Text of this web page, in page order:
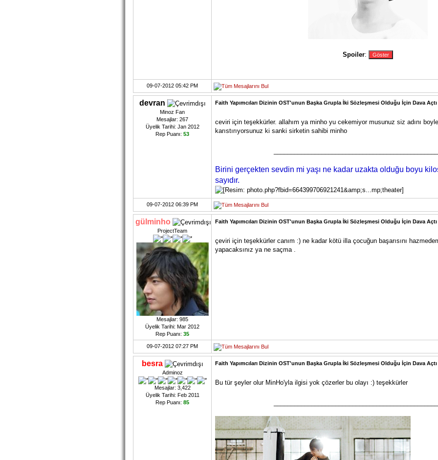
Spoiler:
09-07-2012 05:42 PM
devran
Minoz Fan
Mesajlar: 267
Üyelik Tarihi: Jan 2012
Rep Puanı: 53
Faith Yapımcıları Dizinin OST'unun Başka Grupla İki Sözleşmesi Olduğu İçin Dava Açtı
ceviri için teşekkürler. allahım ya minho yu cekemiyor musunuz siz adını
karıstırıyorsunuz ki sanki sirketin sahibi minho
Birini gerçekten sevdin mi yaşı ne kadar uzakta olduğu boyu
sayıdır.
09-07-2012 06:39 PM
gülminho
ProjectTeam
Mesajlar: 985
Üyelik Tarihi: Mar 2012
Rep Puanı: 35
Faith Yapımcıları Dizinin OST'unun Başka Grupla İki Sözleşmesi Olduğu İçin Dava Açtı
çeviri için teşekkürler canım :) ne kadar kötü illa çocuğun başarısını
yapacaksınız ya ne saçma .
09-07-2012 07:27 PM
besra
Adminoz
Mesajlar: 3,422
Üyelik Tarihi: Feb 2011
Rep Puanı: 85
Faith Yapımcıları Dizinin OST'unun Başka Grupla İki Sözleşmesi Olduğu İçin Dava Açtı
Bu tür şeyler olur MinHo'yla ilgisi yok çözerler bu olayı :) teşekkürler